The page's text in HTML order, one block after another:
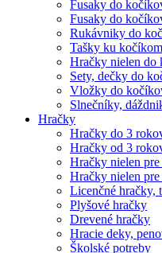
Fusaky do
Fusaky do
Rukávniky do
Tašky ku kočíkom
Hračky nielen do
Sety, dečky do
Vložky do
Slnečníky,
Hračky
Hračky do 3
Hračky od 3
Hračky nielen
Hračky nielen pre
Licenčné hračky,
Plyšové hračky
Drevené hračky
Hracie deky,
Školské potreby